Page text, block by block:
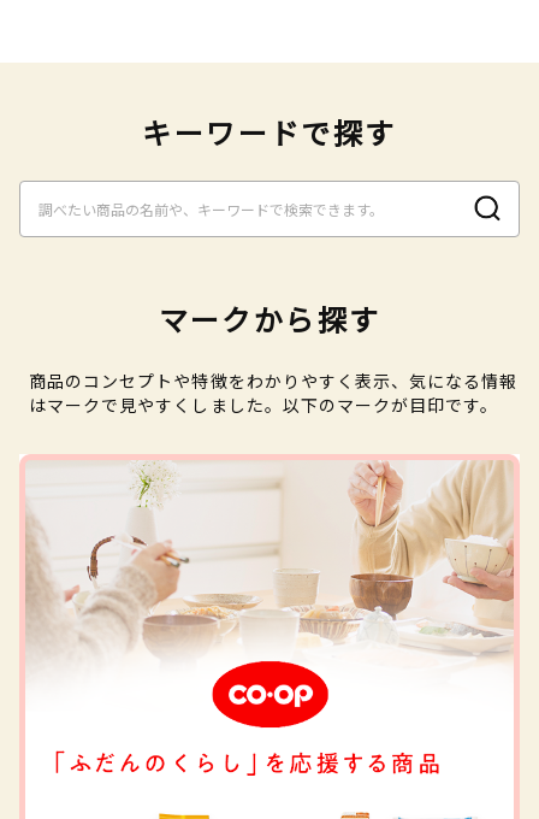
キーワードで探す
マークから探す
商品のコンセプトや特徴をわかりやすく表示、気になる情報
はマークで見やすくしました。以下のマークが目印です。